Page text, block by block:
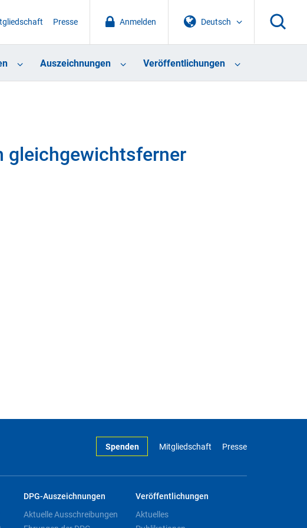
Deutsch
Anmelden
Presse
Auszeichnungen Veröffentlichungen
gleichgewichtsferner
Spenden Mitgliedschaft Presse
DPG-Auszeichnungen
Aktuelle Ausschreibungen
Veröffentlichungen
Aktuelles